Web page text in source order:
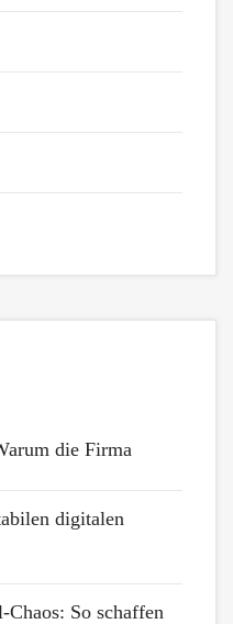
die Firma
digitalen
So schaffen